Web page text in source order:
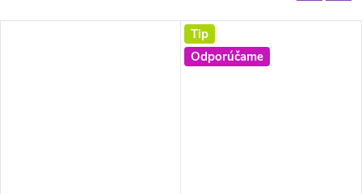
Tip
Odporúčame